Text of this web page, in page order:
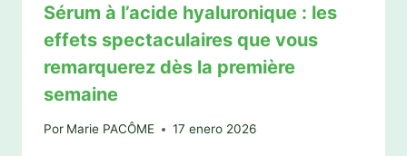
Sérum à l’acide hyaluronique : les
effets spectaculaires que vous
remarquerez dès la première
semaine
Por Marie PACÔME 17 enero 2026